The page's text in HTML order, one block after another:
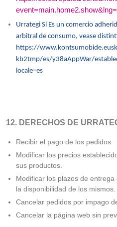
Urrategi Sl Es un comercio
arbitral de consumo, vease
https://
kb2tmp/es/y38aAppWar/
locale=es
12. DERECHOS DE
Recibir el pago de los pedidos.
Modificar los precios
sus productos.
Modificar los plazos de
la disponibilidad de los mismos.
Cancelar pedidos por impago
Cancelar la página web sin